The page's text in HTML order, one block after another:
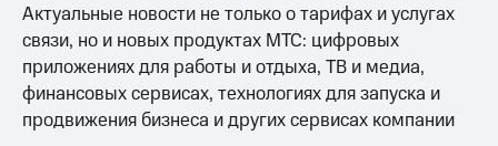
Актуальные новости не только о тарифах и услугах
связи, но и новых продуктах МТС: цифровых
приложениях для работы и отдыха, ТВ и медиа,
финансовых сервисах, технологиях для запуска и
продвижения бизнеса и других сервисах компании